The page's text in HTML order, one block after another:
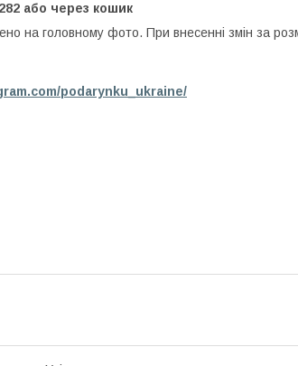
або через кошик
на головному фото. При внесенні змін за
podarynku_ukraine/